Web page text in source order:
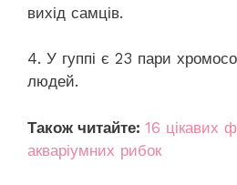
вихід самців.
4. У гуппі є 23 пари
людей.
Також читайте: 16 цікавих
акваріумних рибок